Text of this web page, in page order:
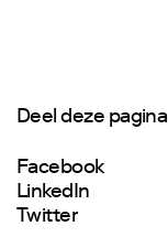
Deel deze pagina
Facebook
LinkedIn
Twitter